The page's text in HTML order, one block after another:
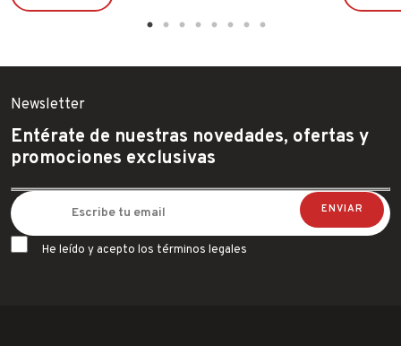
Newsletter
Entérate de nuestras novedades, ofertas y
promociones exclusivas
He leído y acepto los términos legales